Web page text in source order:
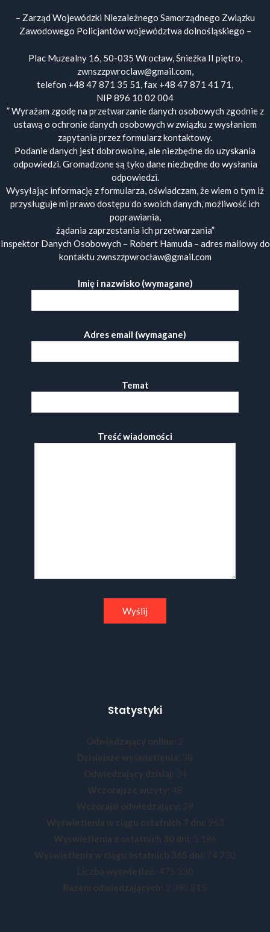
– Zarząd Wojewódzki Niezależnego Samorządnego Związku
Zawodowego Policjantów województwa dolnośląskiego –
Plac Muzealny 16, 50-035 Wrocław, Śnieżka II piętro,
zwnszzpwroclaw@gmail.com,
telefon +48 47 871 35 51, fax +48 47 871 41 71,
NIP 896 10 02 004
” Wyrażam zgodę na przetwarzanie danych osobowych zgodnie z
ustawą o ochronie danych osobowych w związku z wysłaniem
zapytania przez formularz kontaktowy.
Podanie danych jest dobrowolne, ale niezbędne do uzyskania
odpowiedzi. Gromadzone są tyko dane niezbędne do wysłania
odpowiedzi.
Wysyłając informację z formularza, oświadczam, że wiem o tym iż
przysługuje mi prawo dostępu do swoich danych, możliwość ich
poprawiania,
żądania zaprzestania ich przetwarzania”
Inspektor Danych Osobowych – Robert Hamuda – adres mailowy do
kontaktu zwnszzpwrocław@gmail.com
Imię i nazwisko (wymagane)
Adres email (wymagane)
Temat
Treść wiadomości
Statystyki
Odwiedzający online:
2
Dzisiejsze wyświetlenia:
38
Odwiedzający dzisiaj:
34
Wczorajsze wizyty: 48
Wczorajsi odwiedzający:
39
Wyświetlenia w ciągu ostatnich 7 dni: 963
Wyświetlenia z ostatnich 30 dni:
5 186
Wyświetlenia w ciągu ostatnich 365 dni: 74 730
Liczba wyświetleń: 475 330
Razem odwiedzających:
2 390 815